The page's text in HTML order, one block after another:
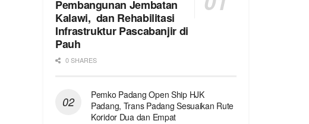
Pembangunan Jembatan
Kalawi, dan Rehabilitasi
Infrastruktur Pascabanjir di
Pauh
0 SHARES
Pemko Padang Open Ship HJK
Padang, Trans Padang Sesuaikan Rute
Koridor Dua dan Empat